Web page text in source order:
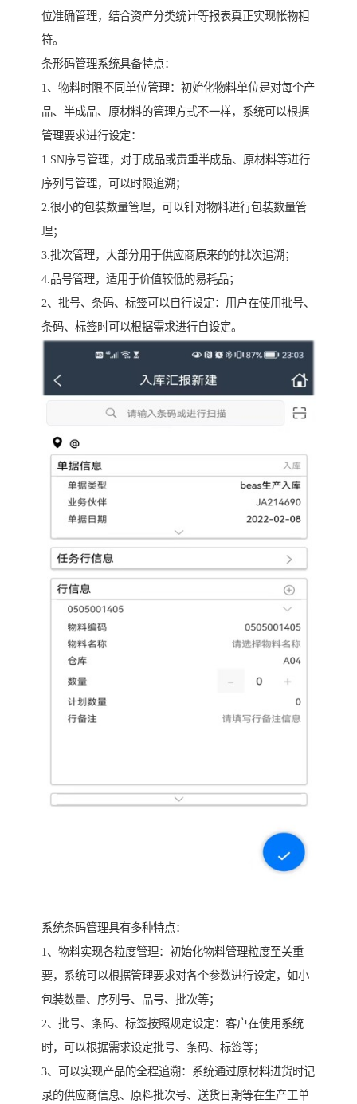
位准确管理，结合资产分类统计等报表真正实现帐物相
符。
条形码管理系统具备特点：
1、物料时限不同单位管理：初始化物料单位是对每个产
品、半成品、原材料的管理方式不一样，系统可以根据
管理要求进行设定：
1.SN序号管理，对于成品或贵重半成品、原材料等进行
序列号管理，可以时限追溯；
2.很小的包装数量管理，可以针对物料进行包装数量管
理；
3.批次管理，大部分用于供应商原来的的批次追溯；
4.品号管理，适用于价值较低的易耗品；
2、批号、条码、标签可以自行设定：用户在使用批号、
条码、标签时可以根据需求进行自设定。
系统条码管理具有多种特点：
1、物料实现各粒度管理：初始化物料管理粒度至关重
要，系统可以根据管理要求对各个参数进行设定，如小
包装数量、序列号、品号、批次等；
2、批号、条码、标签按照规定设定：客户在使用系统
时，可以根据需求设定批号、条码、标签等；
3、可以实现产品的全程追溯：系统通过原材料进货时记
录的供应商信息、原料批次号、送货日期等在生产工单